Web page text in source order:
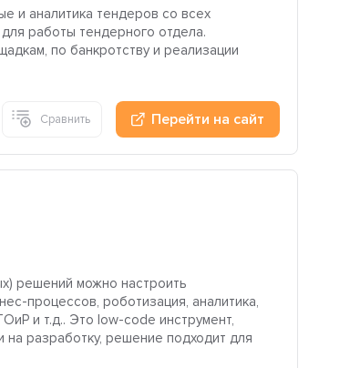
и аналитика тендеров со всех
работы тендерного отдела.
по банкротству и реализации
Перейти на сайт
Сравнить
решений можно настроить
процессов, роботизация, аналитика,
и т.д.. Это low-code инструмент,
разработку, решение подходит для